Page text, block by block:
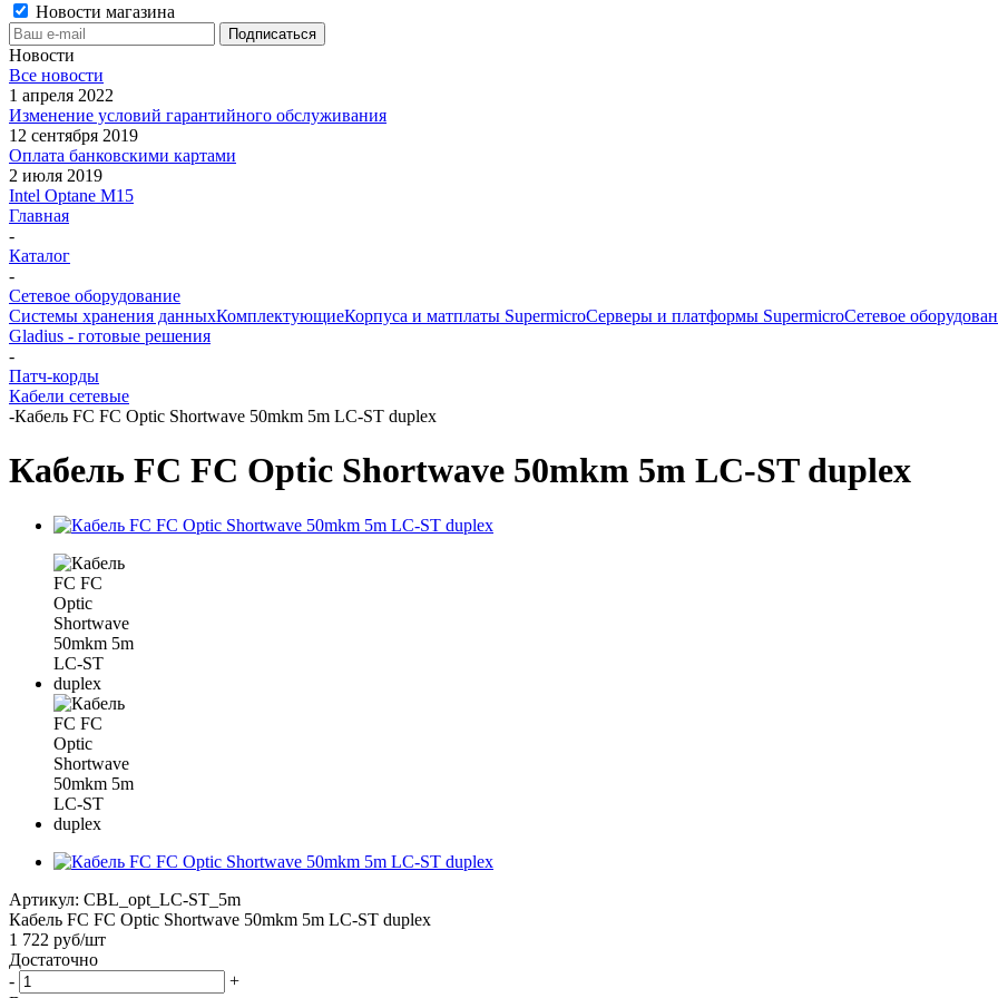
Новости магазина
Новости
Все новости
1 апреля 2022
Изменение условий гарантийного обслуживания
12 сентября 2019
Оплата банковскими картами
2 июля 2019
Intel Optane M15
Главная
-
Каталог
-
Сетевое оборудование
Системы хранения данныхКомплектующиеКорпуса и матплаты SupermicroСерверы и платформы SupermicroСетевое
Gladius - готовые решения
-
Патч-корды
Кабели сетевые
-Кабель FC FC Optic Shortwave 50mkm 5m LC-ST duplex
Кабель FC FC Optic Shortwave 50mkm 5m LC-ST duplex
Артикул: CBL_opt_LC-ST_5m
Кабель FC FC Optic Shortwave 50mkm 5m LC-ST duplex
1 722 руб/шт
Достаточно
-
+